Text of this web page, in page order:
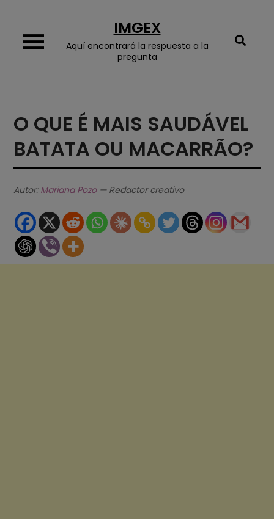
content
IMGEX
Aquí encontrará la respuesta a la
pregunta
O QUE É MAIS SAUDÁVEL
BATATA OU MACARRÃO?
Autor: Mariana Pozo— Redactor creativo